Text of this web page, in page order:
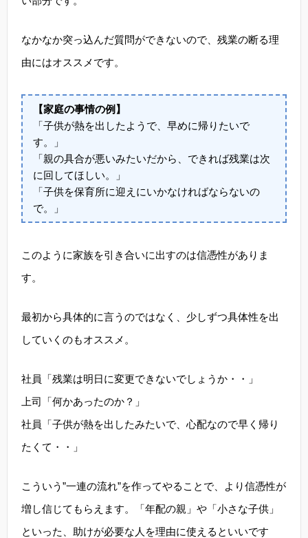
なかなか突っ込んだ質問ができないので、残業の断る理
由にはオススメです。
【家庭の事情の例】
「子供が熱を出したようで、早めに帰りたいで
す。」
「親の具合が悪いみたいだから、できれば残業は次
に回してほしい。」
「子供を保育所に迎えにいかなければならないの
で。」
このように家族を引き合いに出すのは信憑性がありま
す。
最初から具体的に言うのではなく、少しずつ具体性を出
していくのもオススメ。
社員「残業は明日に変更できないでしょうか・・」
上司「何かあったのか？」
社員「子供が熱を出したみたいで、心配なので早く帰り
たくて・・」
こういう”一連の流れ”を作ってやることで、より信憑性が
増し信じてもらえます。「年配の親」や「小さな子供」
といった、助けが必要な人を理由に使えるといいです